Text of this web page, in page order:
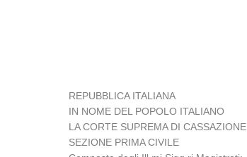
REPUBBLICA ITALIANA
IN NOME DEL POPOLO ITALIANO
LA CORTE SUPREMA DI CASSAZIONE
SEZIONE PRIMA CIVILE